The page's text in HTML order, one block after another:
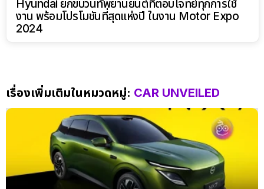
Hyundai ยกขบวนทัพยานยนต์ที่ตอบโจทย์ทุกการใช้
งาน พร้อมโปรโมชันที่สุดแห่งปี ในงาน Motor Expo
2024
เรื่องเพิ่มเติมในหมวดหมู่: CAR UNVEILED